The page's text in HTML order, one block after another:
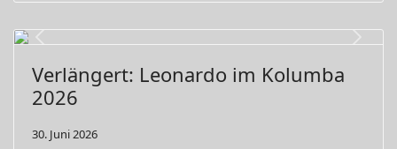
Previous Next
Verlängert: Leonardo im Kolumba
2026
30. Juni 2026